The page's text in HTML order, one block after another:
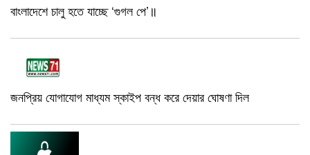
বাংলাদেশে চালু হতে যাচ্ছে ‘গুগল পে’॥
জনপ্রিয় যোগাযোগ মাধ্যম স্কাইপ বন্ধ করে দেয়ার ঘোষণা দিল